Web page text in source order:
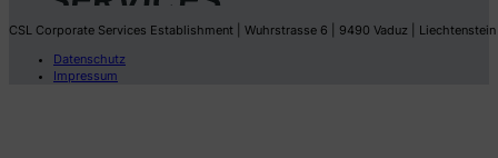
CSL Corporate Services Establishment | Wuhrstrasse 6 | 9490 Vaduz | Liechtenstein
Datenschutz
Impressum